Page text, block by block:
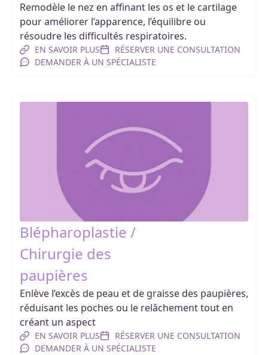
Remodèle le nez en affinant les os et le cartilage
pour améliorer l’apparence, l’équilibre ou
résoudre les difficultés respiratoires.
EN SAVOIR PLUS
RÉSERVER UNE CONSULTATION
DEMANDER À UN SPÉCIALISTE
Blépharoplastie /
Chirurgie des
paupières
Enlève l’excès de peau et de graisse des paupières,
réduisant les poches ou le relâchement tout en
créant un aspect
EN SAVOIR PLUS
RÉSERVER UNE CONSULTATION
DEMANDER À UN SPÉCIALISTE